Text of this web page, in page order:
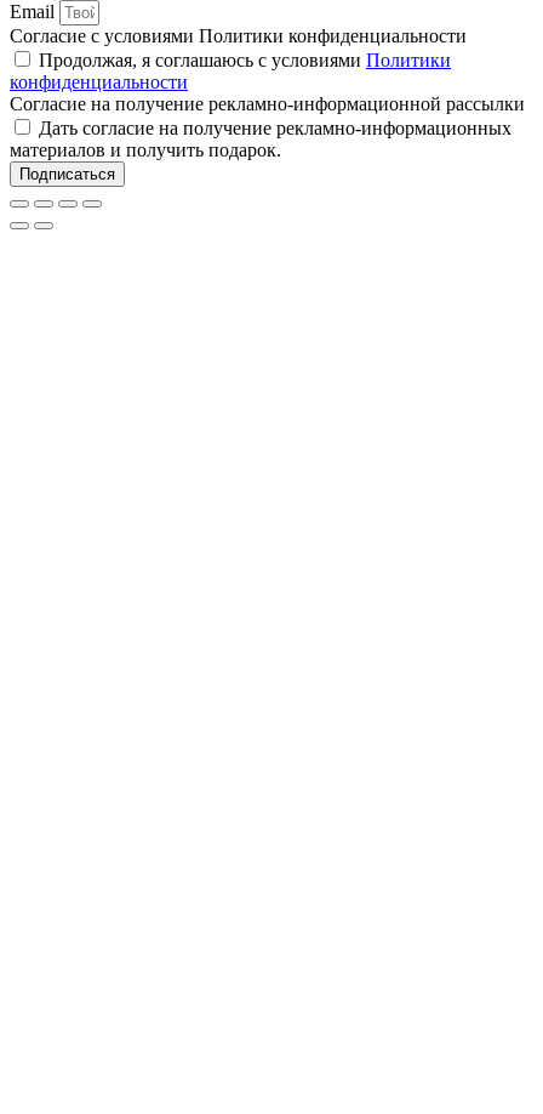
Email
Согласие с условиями Политики конфиденциальности
Продолжая, я соглашаюсь с условиями Политики
конфиденциальности
Согласие на получение рекламно-информационной рассылки
Дать согласие на получение рекламно-информационных
материалов и получить подарок.
Подписаться